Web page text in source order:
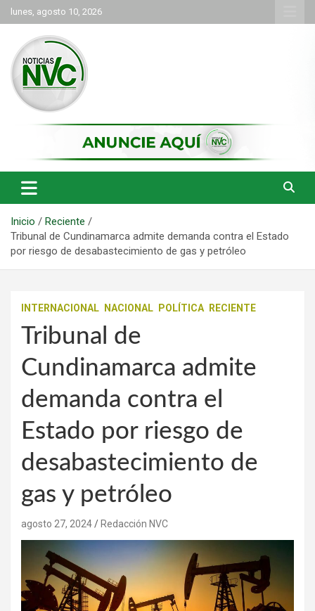
Saltar
al
contenido
lunes, agosto 10, 2026
NVC Noticias
Inicio
Reciente
Tribunal de Cundinamarca admite demanda contra el Estado
por riesgo de desabastecimiento de gas y petróleo
INTERNACIONAL NACIONAL POLÍTICA RECIENTE
Tribunal de
Cundinamarca admite
demanda contra el
Estado por riesgo de
desabastecimiento de
gas y petróleo
agosto 27, 2024 Redacción NVC